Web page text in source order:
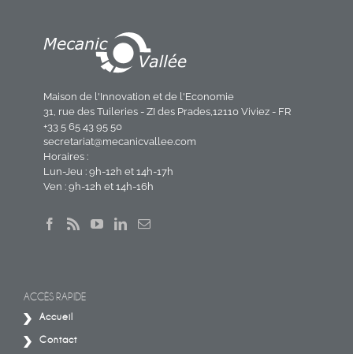
Maison de l'Innovation et de l'Economie
31, rue des Tuileries - ZI des Prades,12110 Viviez - FR
+33 5 65 43 95 50
secretariat@mecanicvallee.com
Horaires :
Lun-Jeu : 9h-12h et 14h-17h
Ven : 9h-12h et 14h-16h
ACCÈS RAPIDE
Accueil
Contact